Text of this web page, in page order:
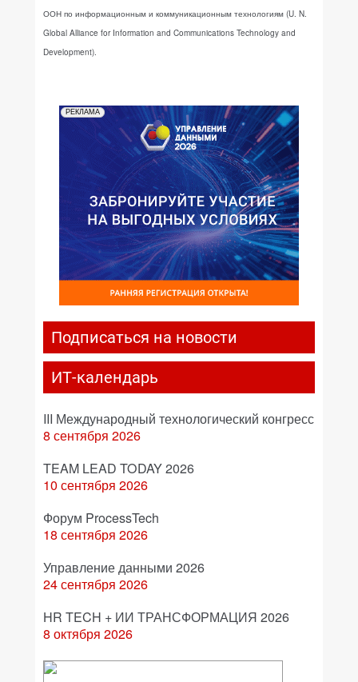
ООН по информационным и коммуникационным технологиям (U. N.
Global Alliance for Information and Communications Technology and
Development).
РЕКЛАМА
Подписаться на новости
ИТ-календарь
III Международный технологический конгресс
8 сентября 2026
TEAM LEAD TODAY 2026
10 сентября 2026
Форум ProcessTech
18 сентября 2026
Управление данными 2026
24 сентября 2026
HR TECH + ИИ ТРАНСФОРМАЦИЯ 2026
8 октября 2026